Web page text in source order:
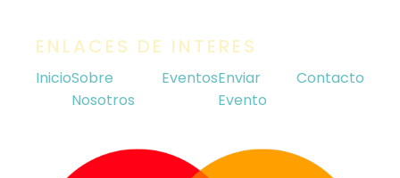
ENLACES DE INTERES
InicioSobre
Nosotros
EventosEnviar
Evento
Contacto